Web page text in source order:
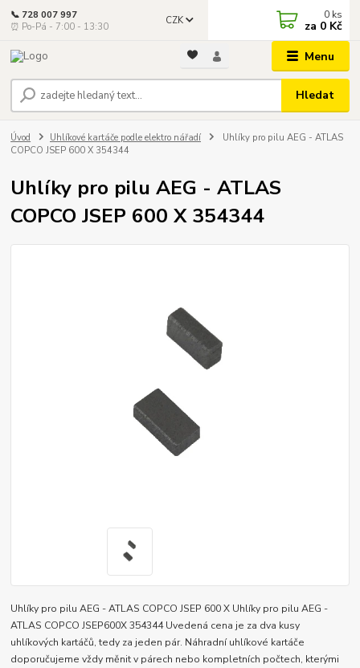
Menu
CZK
Hledat
📞 728 007 997
⏰ Po-Pá - 7:00 - 13:30
0 ks
za 0 Kč
Úvod Uhlíkové kartáče podle elektro nářadí
Uhlíky pro pilu AEG - ATLAS
COPCO JSEP 600 X 354344
Uhlíky pro pilu AEG - ATLAS
COPCO JSEP 600 X 354344
Uhlíky pro pilu AEG - ATLAS COPCO JSEP 600 X Uhlíky pro pilu AEG -
ATLAS COPCO JSEP600X 354344 Uvedená cena je za dva kusy
uhlíkových kartáčů, tedy za jeden pár. Náhradní uhlíkové kartáče
doporučujeme vždy měnit v párech nebo kompletních počtech, kterými